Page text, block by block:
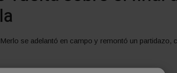
se adelantó en campo y remontó un partidazo,